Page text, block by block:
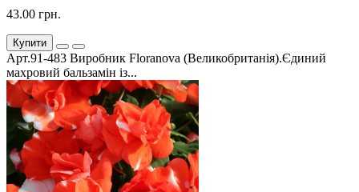
43.00 грн.
Купити
Арт.91-483 Виробник Floranova (Великобританія).Єдиний
махровий бальзамін із...